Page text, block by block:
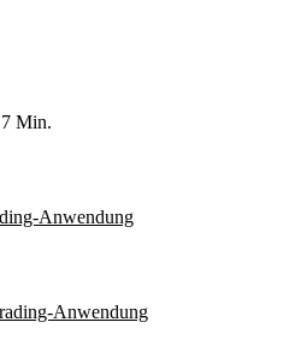
Min.
Anwendung
Anwendung